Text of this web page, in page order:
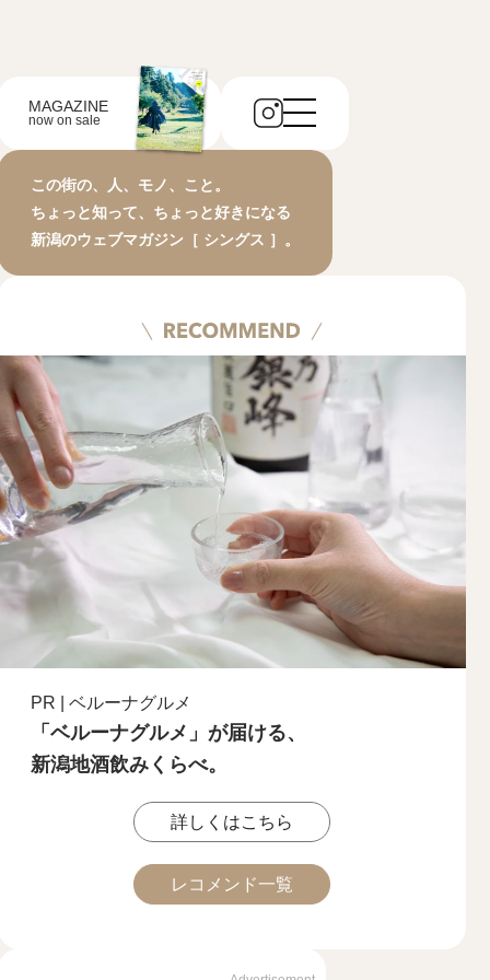
MAGAZINE
now on sale
この街の、人、モノ、こと。
ちょっと知って、ちょっと好きになる
新潟のウェブマガジン［ シングス ］。
PR | ベルーナグルメ
「ベルーナグルメ」が届ける、
新潟地酒飲みくらべ。
詳しくはこちら
レコメンド一覧